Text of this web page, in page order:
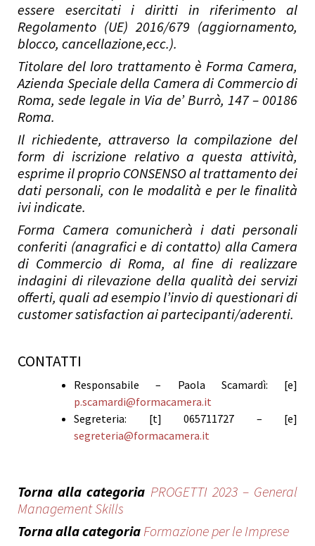
essere esercitati i diritti in riferimento al
Regolamento (UE) 2016/679 (aggiornamento,
blocco, cancellazione,ecc.).
Titolare del loro trattamento è Forma Camera,
Azienda Speciale della Camera di Commercio di
Roma, sede legale in Via de’ Burrò, 147 – 00186
Roma.
Il richiedente, attraverso la compilazione del
form di iscrizione relativo a questa attività,
esprime il proprio CONSENSO al trattamento dei
dati personali, con le modalità e per le finalità
ivi indicate.
Forma Camera comunicherà i dati personali
conferiti (anagrafici e di contatto) alla Camera
di Commercio di Roma, al fine di realizzare
indagini di rilevazione della qualità dei servizi
offerti, quali ad esempio l’invio di questionari di
customer satisfaction ai partecipanti/aderenti.
CONTATTI
Responsabile – Paola Scamardì: [e]
p.scamardi@formacamera.it
Segreteria: [t] 065711727 – [e]
segreteria@formacamera.it
Torna alla categoria PROGETTI 2023 – General
Management Skills
Torna alla categoria Formazione per le Imprese